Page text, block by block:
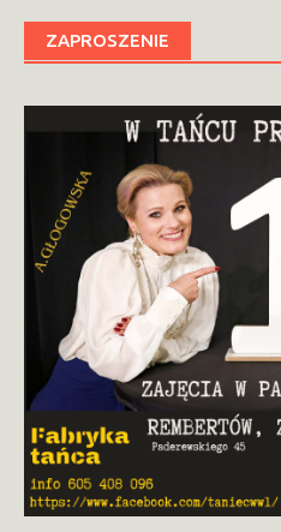
ZAPROSZENIE